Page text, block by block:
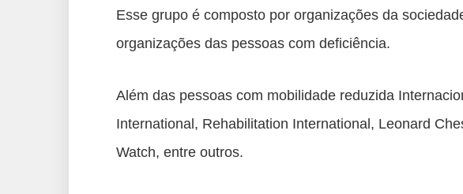
Esse grupo é composto por organizações da
organizações das pessoas com deficiência.
Além das pessoas com mobilidade reduzida
International, Rehabilitation International, Leonard
Watch, entre outros.